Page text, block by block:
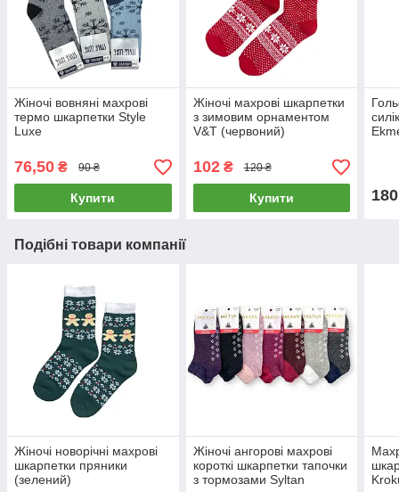
Жіночі вовняні махрові
термо шкарпетки Style
Luxe
76,50 ₴ 90 ₴
Купити
Жіночі махрові шкарпетки
з зимовим орнаментом
V&T (червоний)
102₴ 120 ₴
Купити 180
Подібні товари компанії
Жіночі новорічні махрові
шкарпетки пряники
(зелений)
Жіночі ангорові махрові
короткі шкарпетки тапочки
з тормозами Syltan